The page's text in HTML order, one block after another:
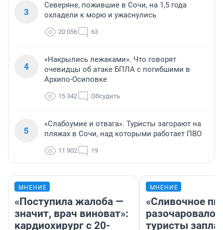
3
Северяне, пожившие в Сочи, на 1,5 года
охладели к морю и ужаснулись
20 056 63
4
«Накрылись лежаками». Что говорят
очевидцы об атаке БПЛА с погибшими в
Архипо-Осиповке
15 342 Обсудить
5
«Слабоумие и отвага». Туристы загорают на
пляжах в Сочи, над которыми работает ПВО
11 902 19
МНЕНИЕ
«Поступила жалоба —
значит, врач виноват»:
кардиохирург с 20-
МНЕНИЕ
«Сливочное
разочаровало»:
туристы